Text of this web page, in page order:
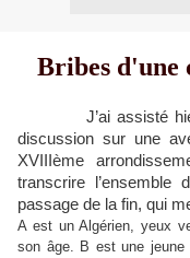
Bribes d'une
J’ai assisté hier
discussion sur une
XVIIIème
transcrire
passage de la fin, qui
A est un Algérien, yeux
son âge. B est une jeune